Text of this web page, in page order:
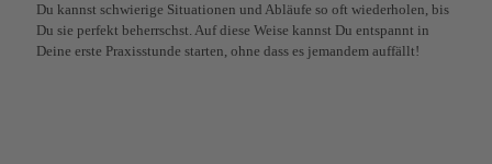
Du kannst schwierige Situationen und Abläufe so oft wiederholen, bis
Du sie perfekt beherrschst. Auf diese Weise kannst Du entspannt in
Deine erste Praxisstunde starten, ohne dass es jemandem auffällt!